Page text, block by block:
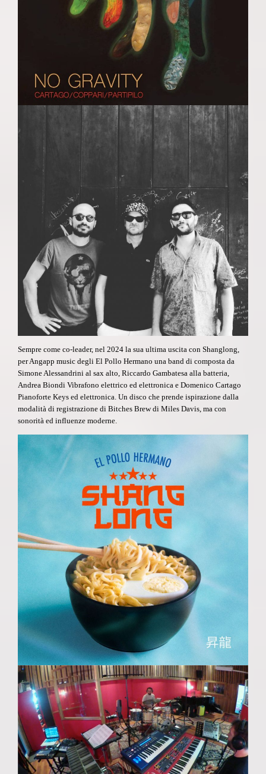
Sempre come co-leader, nel 2024 la sua ultima uscita con Shanglong,
per Angapp music degli El Pollo Hermano una band di composta da
Simone Alessandrini al sax alto, Riccardo Gambatesa alla batteria,
Andrea Biondi Vibrafono elettrico ed elettronica e Domenico Cartago
Pianoforte Keys ed elettronica. Un disco che prende ispirazione dalla
modalità di registrazione di Bitches Brew di Miles Davis, ma con
sonorità ed influenze moderne.